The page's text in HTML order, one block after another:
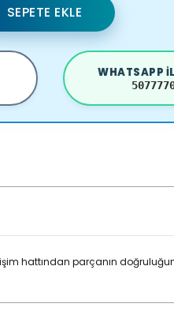
SEPETE EKLE
WHATSAPP
hattından parçanın